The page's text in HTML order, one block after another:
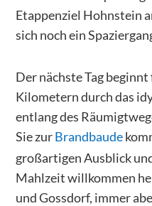
Etappenziel Hohnstein
sich noch ein
Der nächste Tag
Kilometern durch das
entlang des
Sie zurBrandbaude
großartigen Ausblick
Mahlzeit willkommen
und Gossdorf, immer